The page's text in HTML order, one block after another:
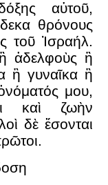
αὐτοῦ,
θρόνους
τοῦ Ἰσραήλ.
ἀδελφοὺς ἢ
ἢ γυναῖκα ἢ
μου,
καὶ ζωὴν
δὲ ἔσονται